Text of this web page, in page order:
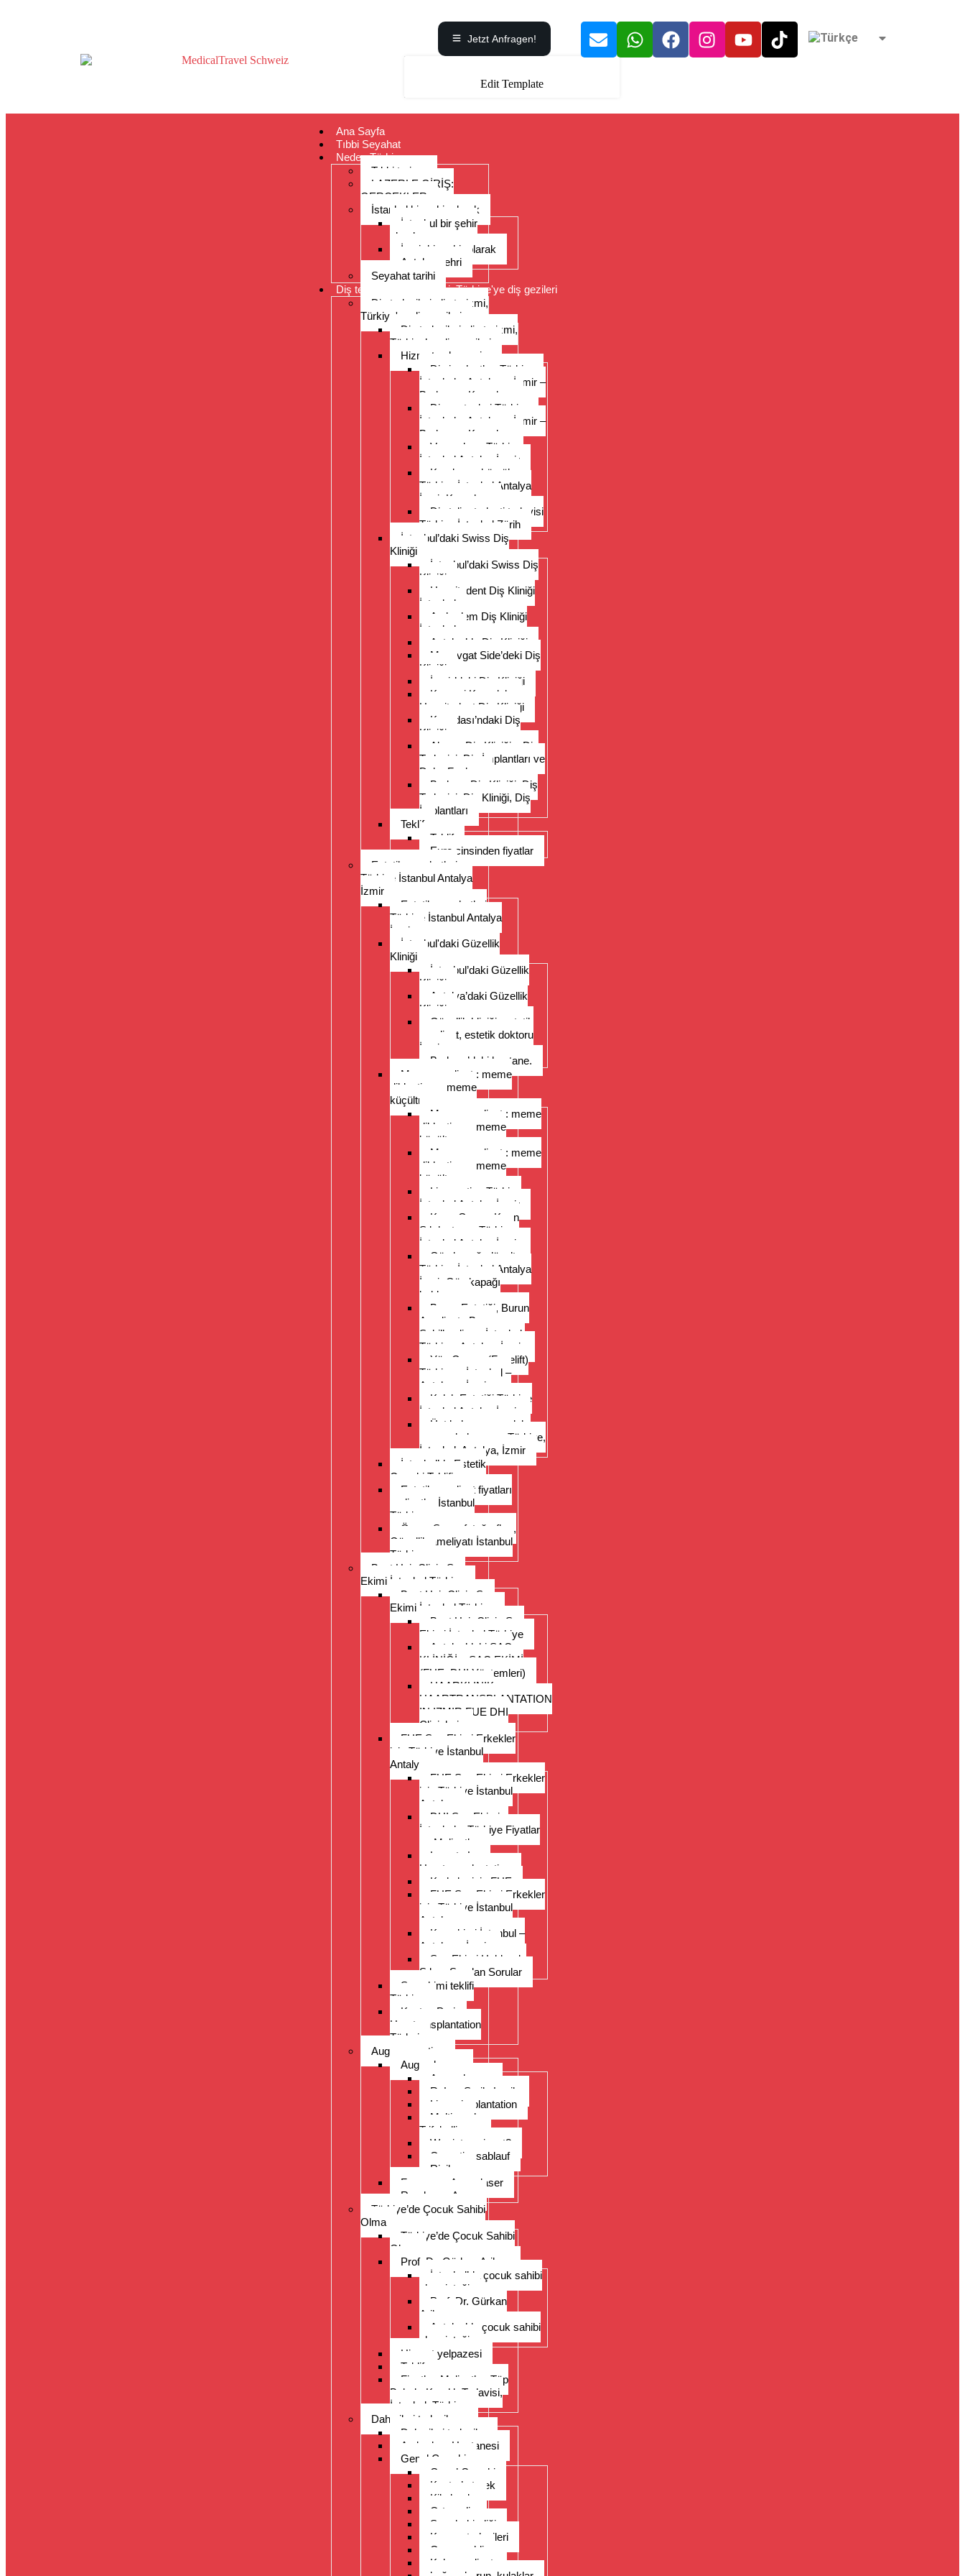
Jetzt Anfragen!
Edit Template
Ana Sayfa
Tıbbi Seyahat
Neden Türkiye
Tıbbi turizm
LAZERLE GİRİŞ:
GERÇEKLER
İstanbul bir şehir olarak
İstanbul bir şehir
olarak
İzmir bir şehir olarak
Antalya şehri
Seyahat tarihi
Diş tedavileri, diş turizmi, Türkiye'ye diş gezileri
Diş tedavileri, diş turizmi,
Türkiye'ye diş gezileri
Diş tedavileri, diş turizmi,
Türkiye’ye diş gezileri
Hizmet yelpazesi
Diş implantları Türkiye –
İstanbul – Antalya – İzmir –
Bodrum – Kuşadası
Diş protezleri Türkiye –
İstanbul – Antalya – İzmir –
Bodrum – Kuşadası
Veneerler – Türkiye
İstanbul Antalya İzmir
Kronlar ve köprüler
Türkiye İstanbul Antalya
İzmir Kuşadası
Diş teli ortodonti tedavisi
Türkiye İstanbul Zürih
İstanbul’daki Swiss Diş
Kliniği
İstanbul’daki Swiss Diş
Kliniği
Hospitadent Diş Kliniği
İstanbul
Acıbadem Diş Kliniği
İstanbul
Antalya’da Diş Kliniği
Manavgat Side’deki Diş
Kliniği
İzmir’deki Diş Kliniği
Kayseri Kapadokya
Hospitadent Diş Kliniği
Kuşadası’ndaki Diş
Kliniği
Alanya Diş Kliniği – Diş
Tedavisi, Diş İmplantları ve
Daha Fazlası
Bodrum Diş Kliniği, Diş
Tedavisi, Diş Kliniği, Diş
İmplantları
Teklif
Teklif
Euro cinsinden fiyatlar
Estetik seyahatleri
Türkiye İstanbul Antalya
İzmir
Estetik seyahatleri
Türkiye İstanbul Antalya
İzmir
İstanbul'daki Güzellik
Kliniği
İstanbul’daki Güzellik
Kliniği
Antalya’daki Güzellik
Kliniği
Güzellik kliniği, estetik
ameliyat, estetik doktoru
İzmir.
Bodrum’daki hastane.
Meme ameliyatı: meme
dikleştirme, meme
küçültme
Meme ameliyatı: meme
dikleştirme, meme
küçültme
Meme ameliyatı: meme
dikleştirme, meme
küçültme
Liposuction Türkiye
İstanbul Antalya İzmir
Karın Germe Karın
Sıkılaştırma Türkiye
İstanbul Antalya İzmir
Göz kapağı düzeltme
Türkiye İstanbul Antalya
İzmir Göz kapağı
kaldırma
Burun Estetiği, Burun
Ameliyatı, Burun
Şekillendirme İstanbul,
Türkiye, Antalya, İzmir
Yüz Germe (Facelift)
Türkiye – İstanbul –
Antalya – İzmir
Kulak Estetiği Türkiye
İstanbul Antalya İzmir
Üst kol germe, uyluk
germe, kol germe, Türkiye,
İstanbul, Antalya, İzmir
İstanbul’da Estetik
Cerrahi Teklifi
Estetik ameliyat fiyatları
maliyetler İstanbul
Türkiye
Önce- Sonra fotoğrafları,
Güzellik ameliyatı İstanbul
Türkiye
Best Hair Clinic Saç
Ekimi İstanbul Türkiye
Best Hair Clinic Saç
Ekimi İstanbul Türkiye
Best Hair Clinic Saç
Ekimi İstanbul Türkiye
Antalya’daki SAÇ
KLİNİĞİ – SAÇ EKİMİ
(FUE, DHI Yöntemleri)
HAARKLINIK
HAARTRANSPLANTATION
IN IZMIR FUE DHI
Clinichair
FUE Saç Ekimi Erkekler
için Türkiye İstanbul
Antalya
FUE Saç Ekimi Erkekler
için Türkiye İstanbul
Antalya
DHI Saç Ekimi –
İstanbul – Türkiye Fiyatlar
ve Maliyetler
Long to Long
Haartransplantation
Kadınlar için FUE
FUE Saç Ekimi Erkekler
için Türkiye İstanbul
Antalya
Kaş ekimi İstanbul –
Antalya – İzmir
Saç Ekimi Hakkında
Sıkça Sorulan Sorular
Saç ekimi teklifi
Türkiye
Kosten Preise
Haartransplantation
Türkei
Augenoperation
Augen lasern
Augen lasern
ReLex Smile Lasik
Linsenimplantation
Multi- und
Trifokallinsen
Wer ist geeignet?
Operationsablauf
Risiken
Fragen zu Augenlaser
Rund ums Auge
Türkiye’de Çocuk Sahibi
Olma
Türkiye’de Çocuk Sahibi
Olma
Prof. Dr. Gürkan Arikan
İstanbul’da çocuk sahibi
olma isteği
Prof. Dr. Gürkan
Arikan
Antalya’da çocuk sahibi
olma isteği
Hizmet yelpazesi
Teklif
Fiyatlar, Maliyetler, Tüp
Bebek, Kısırlık Tedavisi,
İstanbul, Türkiye
Daha ileri tedaviler
Daha ileri tedaviler
Acıbadem Hastanesi
Genel Cerrahi
Genel Cerrahi
Kontrol etmek
Kilo kaybı
Ortopedi
Spor hekimliği
Kanser tedavileri
Organ nakli
Kalp ameliyatı